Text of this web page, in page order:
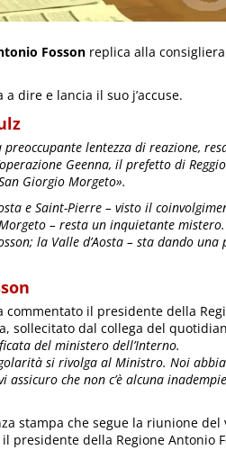
Fosson replica alla consigliera
a dire e lancia il suo j’accuse.
preoccupante lentezza di reazione,
Geenna, il prefetto di
Giorgio Morgeto».
e Saint-Pierre – visto il
– resta un inquietante mistero.
la Valle d’Aosta – sta dando
commentato il presidente della
sollecitato dal collega del
del ministero dell’Interno.
si rivolga al Ministro. Noi
che non c’è alcuna
stampa che segue la riunione del
presidente della Regione Antonio